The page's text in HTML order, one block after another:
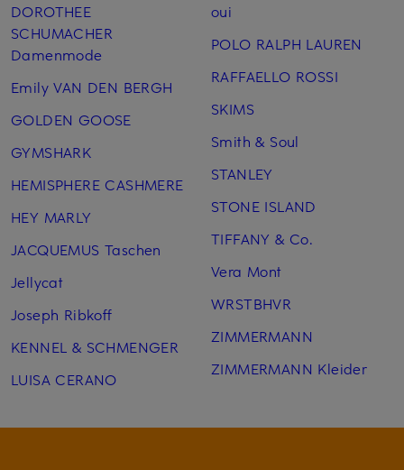
DOROTHEE
SCHUMACHER
Damenmode
Emily VAN DEN BERGH
GOLDEN GOOSE
GYMSHARK
HEMISPHERE CASHMERE
HEY MARLY
JACQUEMUS Taschen
Jellycat
Joseph Ribkoff
KENNEL & SCHMENGER
LUISA CERANO
oui
POLO RALPH LAUREN
RAFFAELLO ROSSI
SKIMS
Smith & Soul
STANLEY
STONE ISLAND
TIFFANY & Co.
Vera Mont
WRSTBHVR
ZIMMERMANN
ZIMMERMANN Kleider